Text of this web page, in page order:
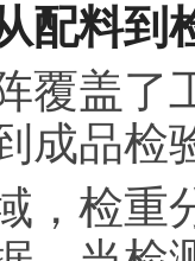
配料到
覆盖了
成品检
，检重